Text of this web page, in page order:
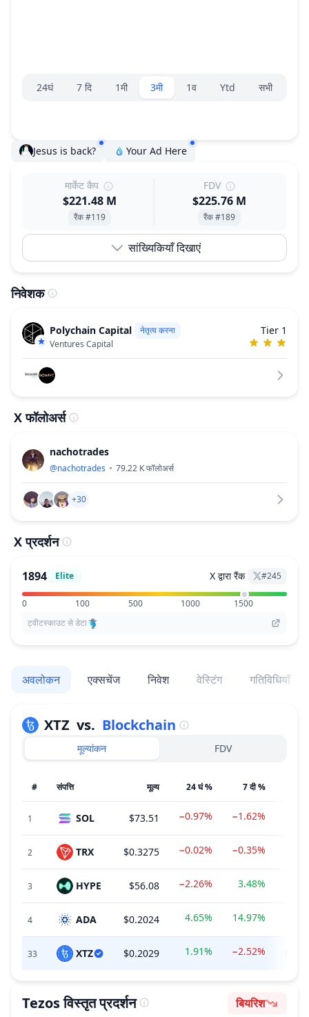
रेंज चयनकर्ता।
24घं 7 दि 1मी 3मी 1व Ytd सभी
Jesus is back? Your Ad Here
मार्केट कैप
$221.48 M
रैंक #119
FDV
$225.76 M
रैंक #189
सांख्यिकियाँ दिखाएं
निवेशक
Polychain Capital
नेतृत्व करना
Ventures Capital
Tier 1
X फॉलोअर्स
nachotrades
@nachotrades 79.22 Kफॉलोअर्स
+30
X प्रदर्शन
1894 Elite X द्वारा रैंक #245
0 100 500 1000
1500
ट्वीटस्काउट से डेटा
अवलोकन एक्सचेंज निवेश वेस्टिंग गतिविधियाँ
XTZ vs. Blockchain
मूल्यांकन FDV
# संपत्ति मूल्य 24 घं % 7 दी %
1 SOL $73.51 −0.97% −1.62%
2 TRX $0.3275 −0.02% −0.35%
3 HYPE $56.08 −2.26% 3.48%
4 ADA $0.2024 4.65% 14.97%
33 XTZ $0.2029 1.91% −2.52%
Tezosविस्तृत प्रदर्शन भावना
बियरिश